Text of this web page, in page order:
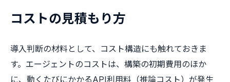
コストの見積もり方
導入判断の材料として、コスト構造にも触れておきま
す。エージェントのコストは、構築の初期費用のほか
に、動くたびにかかるAPI利用料（推論コスト）が発生